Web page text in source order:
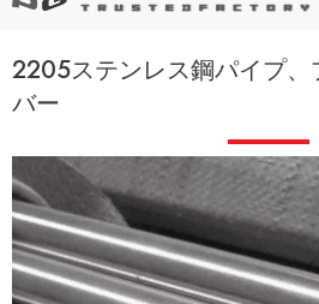
2205ステンレス鋼パイプ、
バー